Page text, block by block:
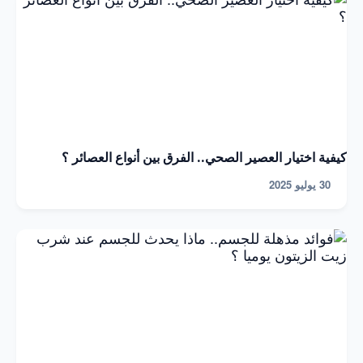
كيفية اختيار العصير الصحي.. الفرق بين أنواع العصائر ؟
30 يوليو 2025